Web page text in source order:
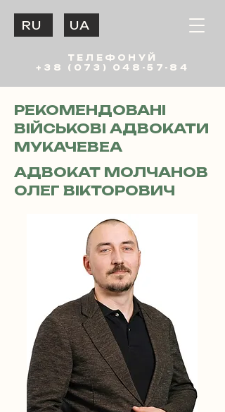
ТЕЛЕФОНУЙ
+38 (073) 048-57-84
UA
RU
РЕКОМЕНДОВАНІ
ВІЙСЬКОВІ АДВОКАТИ
МУКАЧЕВЕА
АДВОКАТ МОЛЧАНОВ
ОЛЕГ ВІКТОРОВИЧ